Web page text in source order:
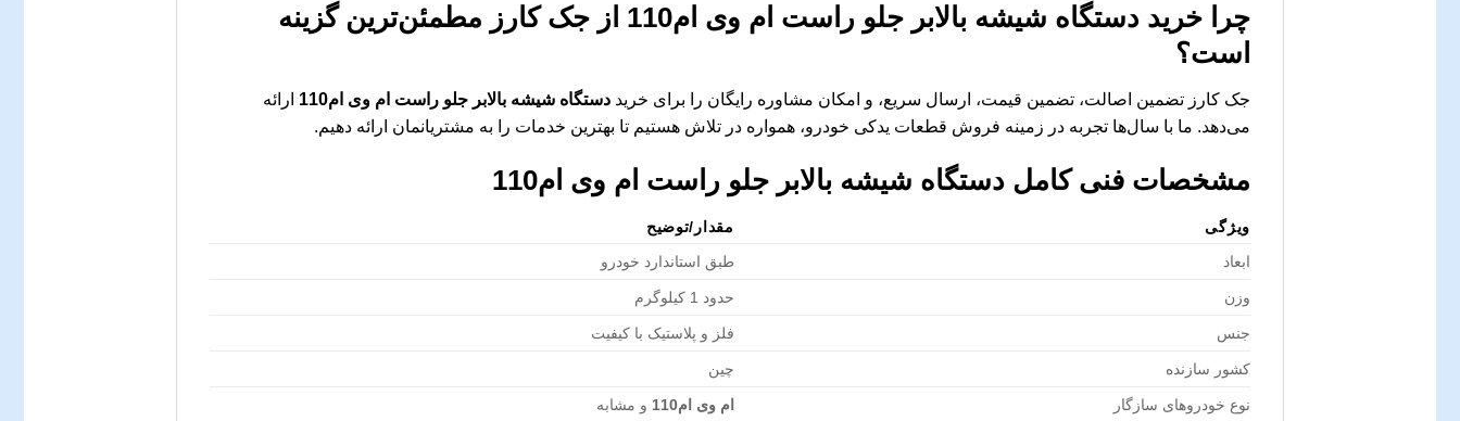
چرا خرید دستگاه شیشه بالابر جلو راست ام وی ام110
از جک کارز مطمئن‌ترین گزینه
است؟
جک کارز تضمین اصالت، تضمین قیمت، ارسال سریع، و امکان مشاوره رایگان را برای خرید دستگاه شیشه بالابر جلو راست ام وی ام110
ارائه
می‌دهد. ما با سال‌ها تجربه در زمینه فروش قطعات یدکی خودرو، همواره در تلاش هستیم تا بهترین خدمات را به مشتریانمان ارائه دهیم.
مشخصات فنی کامل دستگاه شیشه بالابر جلو راست ام وی ام110
ویژگی
مقدار/توضیح
ابعاد
طبق استاندارد خودرو
وزن حدود 1 کیلوگرم
جنس فلز و پلاستیک با کیفیت
کشور سازنده چین
نوع خودروهای سازگار ام وی ام110 و مشابه